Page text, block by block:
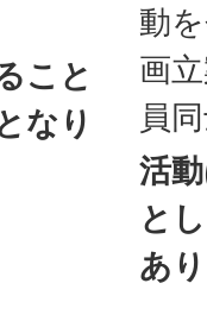
こと
なり
動
画
員
活
と
あ